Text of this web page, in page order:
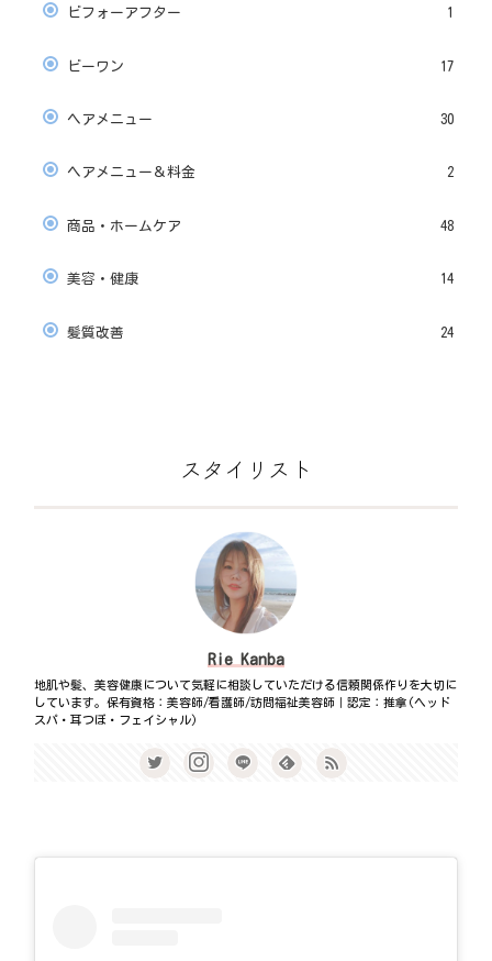
ビフォーアフター 1
ビーワン 17
ヘアメニュー 30
ヘアメニュー＆料金 2
商品・ホームケア 48
美容・健康 14
髪質改善 24
スタイリスト
Rie Kanba
地肌や髪、美容健康について気軽に相談していただける信頼関係作りを大切に
しています。保有資格：美容師/看護師/訪問福祉美容師｜認定：推拿(ヘッド
スパ・耳つぼ・フェイシャル)